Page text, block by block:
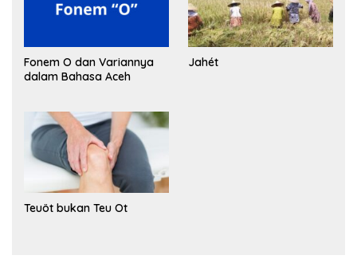
Fonem O dan Variannya
dalam Bahasa Aceh
Jahét
Teuöt bukan Teu Ot